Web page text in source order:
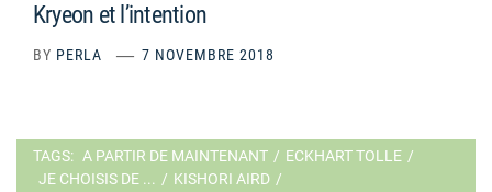
Kryeon et l’intention
BY PERLA 7 NOVEMBRE 2018
TAGS: A PARTIR DE MAINTENANT / ECKHART TOLLE /
JE CHOISIS DE ... / KISHORI AIRD /